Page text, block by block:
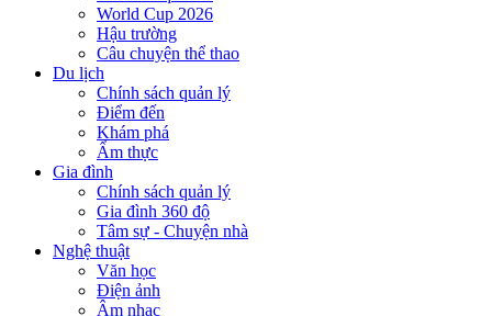
World Cup 2026
Hậu trường
Câu chuyện thể thao
Du lịch
Chính sách quản lý
Điểm đến
Khám phá
Ẩm thực
Gia đình
Chính sách quản lý
Gia đình 360 độ
Tâm sự - Chuyện nhà
Nghệ thuật
Văn học
Điện ảnh
Âm nhạc